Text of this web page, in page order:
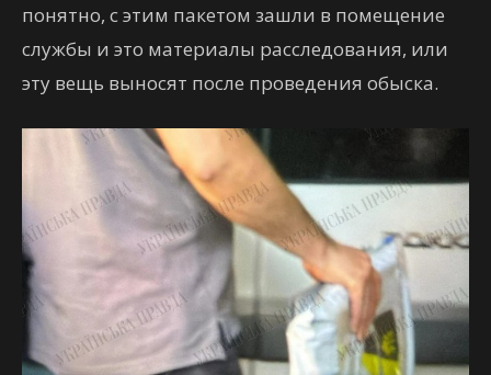
понятно, с этим пакетом зашли в помещение
службы и это материалы расследования, или
эту вещь выносят после проведения обыска.